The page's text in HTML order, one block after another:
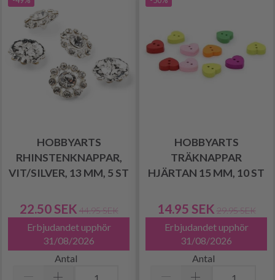
HOBBYARTS
RHINSTENKNAPPAR,
VIT/SILVER, 13 MM, 5 ST
22.50 SEK 44.95 SEK
Erbjudandet upphör
31/08/2026
Antal
HOBBYARTS
TRÄKNAPPAR
HJÄRTAN 15 MM, 10 ST
14.95 SEK 29.95 SEK
Erbjudandet upphör
31/08/2026
Antal